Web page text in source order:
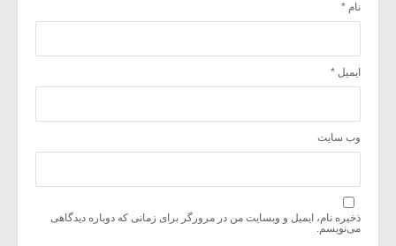
نام *
ایمیل *
وب‌ سایت
ذخیره نام، ایمیل و وبسایت من در مرورگر برای زمانی که دوباره دیدگاهی
می‌نویسم.